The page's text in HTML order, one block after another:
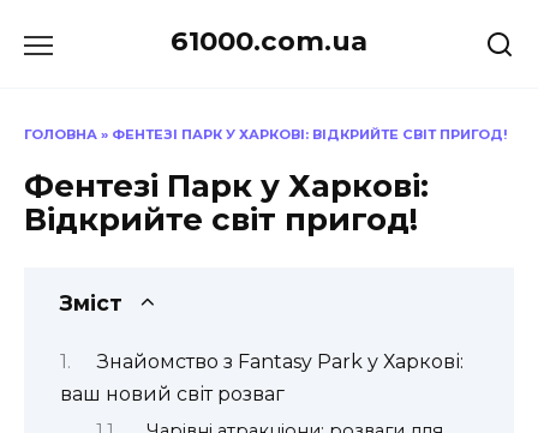
до
61000.com.ua
ГОЛОВНА » ФЕНТЕЗІ ПАРК У ХАРКОВІ: ВІДКРИЙТЕ СВІТ ПРИГОД!
Фентезі Парк у Харкові:
Відкрийте світ пригод!
Зміст
Знайомство з Fantasy Park у Харкові:
ваш новий світ розваг